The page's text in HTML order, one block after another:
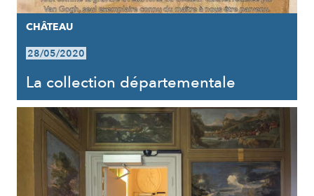
CHÂTEAU
28/05/2020
La collection départementale